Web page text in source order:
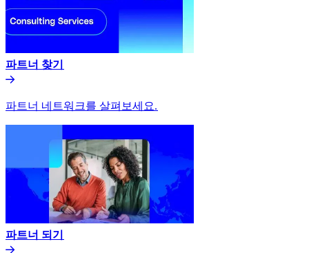
파트너 찾기​​
파트너 네트워크를 살펴보세요.​​
파트너 되기​​